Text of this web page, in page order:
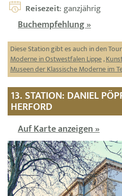
Reisezeit: ganzjährig
Buchempfehlung »
Diese Station gibt es auch in den
Moderne in Ostwestfalen Lippe,
Museen der Klassische Moderne im
13. STATION: DANIEL
HERFORD
Auf Karte anzeigen »